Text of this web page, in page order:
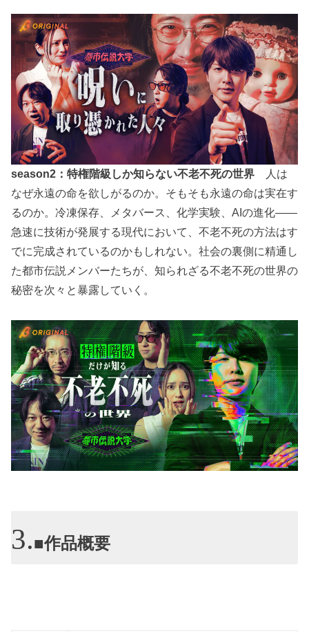
season2：特権階級しか知らない不老不死の世界 人は
なぜ永遠の命を欲しがるのか。そもそも永遠の命は実在す
るのか。冷凍保存、メタバース、化学実験、AIの進化――
急速に技術が発展する現代において、不老不死の方法はす
でに完成されているのかもしれない。社会の裏側に精通し
た都市伝説メンバーたちが、知られざる不老不死の世界の
秘密を次々と暴露していく。
■作品概要